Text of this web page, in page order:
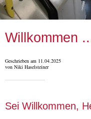
Willkommen
Geschrieben am 11.04.2025
von Niki Haselsteiner
Sei Willkommen,